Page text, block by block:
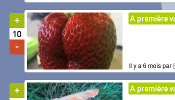
A première
Il y a 6 mois par
10
A première